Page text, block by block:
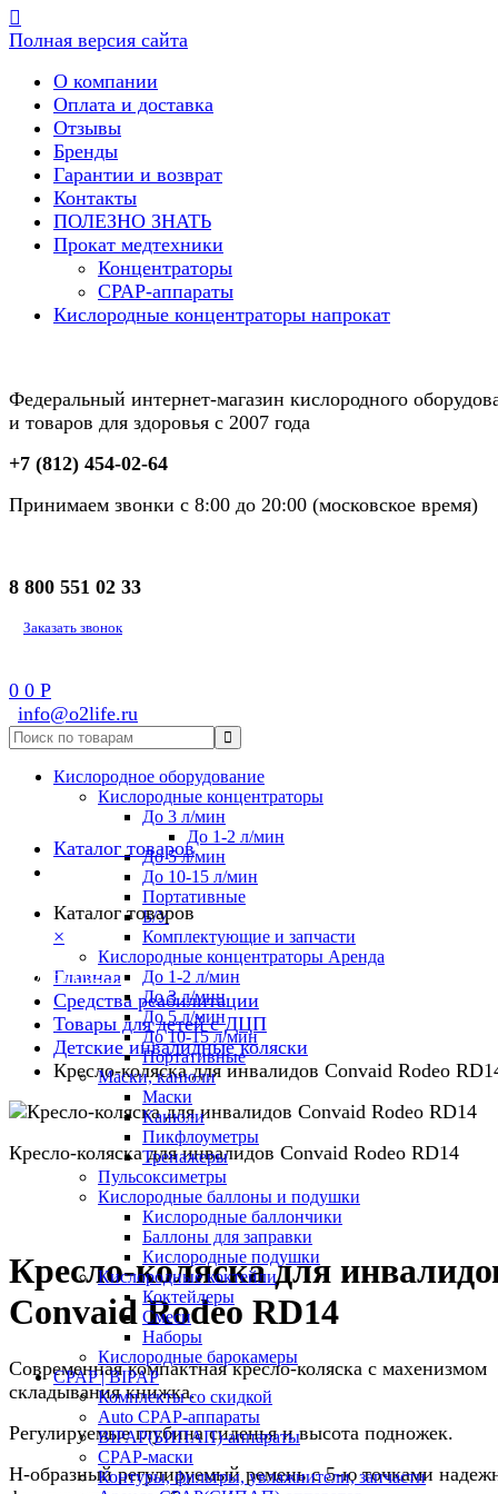
Полная версия сайта
О компании
Оплата и доставка
Отзывы
Бренды
Гарантии и возврат
Контакты
ПОЛЕЗНО ЗНАТЬ
Прокат медтехники
Концентраторы
CPAP-аппараты
Кислородные концентраторы напрокат
Федеральный интернет-магазин кислородного
и товаров для здоровья с 2007 года
+7 (812) 454-02-64
Принимаем звонки с 8:00 до 20:00 (московское время)
8 800 551 02 33
Заказать звонок
0 0 Р
info@o2life.ru
Кислородное оборудование
Кислородные концентраторы
До 3 л/мин
До 1-2 л/мин
До 5 л/мин
До 10-15 л/мин
Портативные
Б/У
Комплектующие и запчасти
Кислородные концентраторы Аренда
До 1-2 л/мин
До 3 л/мин
До 5 л/мин
До 10-15 л/мин
Портативные
Маски, канюли
Маски
Канюли
Пикфлоуметры
Тренажеры
Пульсоксиметры
Кислородные баллоны и подушки
Кислородные баллончики
Баллоны для заправки
Кислородные подушки
Кислородные коктейли
Коктейлеры
Смеси
Наборы
Кислородные барокамеры
CPAP | BIPAP
Комплекты со скидкой
Auto CPAP-аппараты
BIPAP(БИПАП)-аппараты
CPAP-маски
Контуры, фильтры, увлажнители, запчасти
Каталог товаров
Каталог товаров
×
8 800 551 02 33
Главная
Средства реабилитации
Товары для детей с ДЦП
Детские инвалидные коляски
Кресло-коляска для инвалидов Convaid Rodeo
Кресло-коляска для инвалидов Convaid Rodeo RD14
Кресло-коляска для
Convaid Rodeo RD14
Современная компактная кресло-коляска с махенизмом
складывания книжка.
Регулируемые глубина сиденья и высота подножек.
Н-образный регулируемый ремень с 5-ю точками